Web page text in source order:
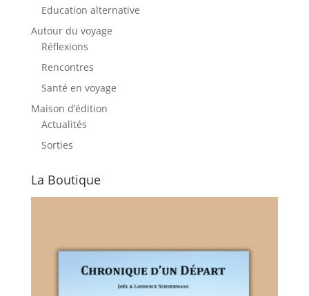
Education alternative
Autour du voyage
Réflexions
Rencontres
Santé en voyage
Maison d’édition
Actualités
Sorties
La Boutique